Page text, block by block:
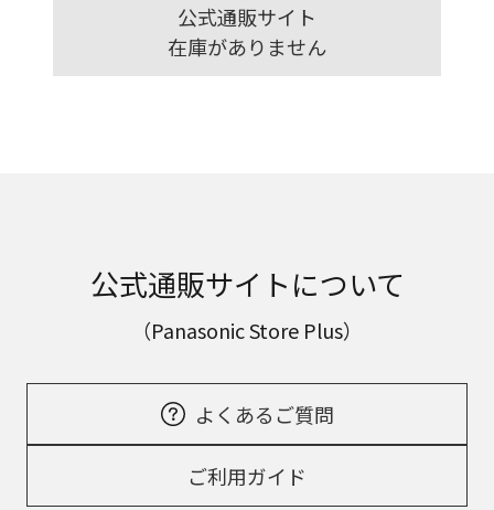
公式通販サイト
在庫がありません
公式通販サイトについて
（Panasonic Store Plus）
よくあるご質問
ご利用ガイド